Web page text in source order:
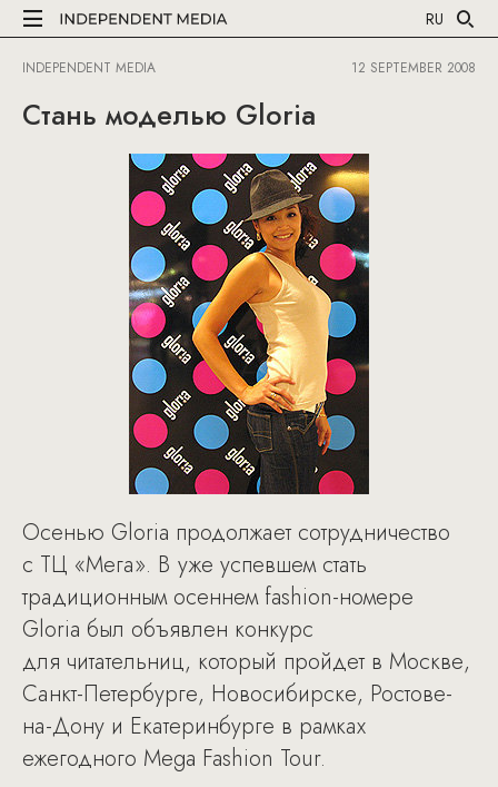
RU
INDEPENDENT MEDIA 12 SEPTEMBER 2008
Стань моделью Gloria
Осенью Gloria продолжает сотрудничество
с ТЦ «Мега». В уже успевшем стать
традиционным осеннем fashion-номере
Gloria был объявлен конкурс
для читательниц, который пройдет в Москве,
Санкт-Петербурге, Новосибирске, Ростове-
на-Дону и Екатеринбурге в рамках
ежегодного Mega Fashion Tour.